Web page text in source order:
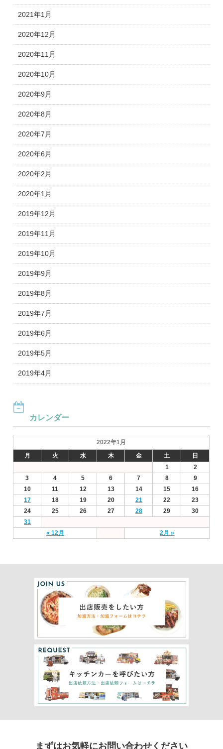
2021年1月
2020年12月
2020年11月
2020年10月
2020年9月
2020年8月
2020年7月
2020年6月
2020年2月
2020年1月
2019年12月
2019年11月
2019年10月
2019年9月
2019年8月
2019年7月
2019年6月
2019年5月
2019年4月
カレンダー
2022年1月
月
火 水 木 金 土 日
« 12月 2月 »
1
2
3
4 5 6 7 8
9
10
11 12 13 14 15
16
17
18 19 20 21 22
23
24
25 26 27 28 29
30
31
まずはお気軽にお問い合わせください